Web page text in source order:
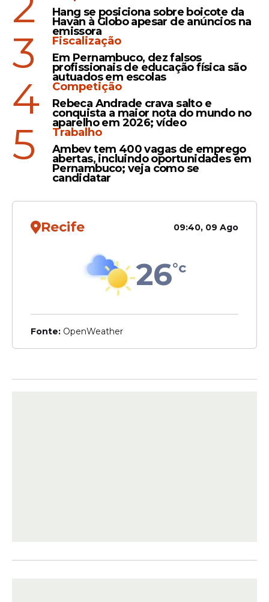
Justiça.
Leia Também
Viral
Padre leva choque ao vivo
durante programa de TV e
brinca: "Vai virar meme";
veja vídeo
afastar das redes após
sofrer ataques de
bolsonaristas:'me chamam
atividades na igreja e o impedimento para
Hang se posiciona sobre boicote da
Havan à Globo apesar de anúncios na
emissora
3
Fiscalização
Em Pernambuco, dez falsos
profissionais de educação física são
autuados em escolas
4
Competição
Rebeca Andrade crava salto e
conquista a maior nota do mundo no
aparelho em 2026; vídeo
5
Trabalho
Ambev tem 400 vagas de emprego
abertas, incluindo oportunidades em
Pernambuco; veja como se
candidatar
Recife 09:40, 09 Ago
26°c
Fonte: OpenWeather